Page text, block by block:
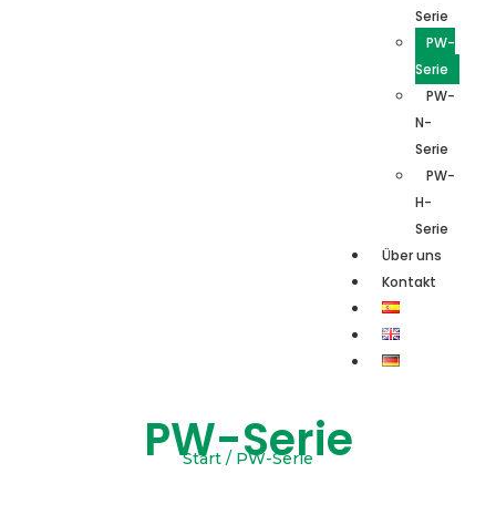
Serie
PW-
Serie
PW-
N-
Serie
PW-
H-
Serie
Über uns
Kontakt
PW-Serie
Start / PW-Serie